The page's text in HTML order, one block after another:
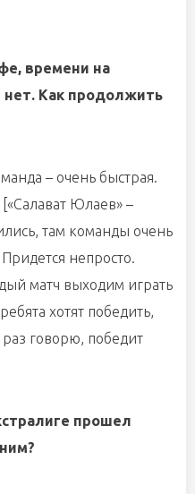
времени на
Как продолжить
– очень быстрая.
Юлаев» –
там команды очень
непросто.
матч выходим играть
хотят победить,
говорю, победит
прошел